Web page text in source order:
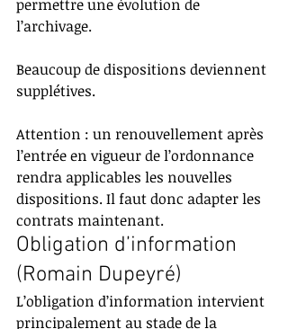
permettre une évolution de
l’archivage.
Beaucoup de dispositions deviennent
supplétives.
Attention : un renouvellement après
l’entrée en vigueur de l’ordonnance
rendra applicables les nouvelles
dispositions. Il faut donc adapter les
contrats maintenant.
Obligation d’information
(Romain Dupeyré)
L’obligation d’information intervient
principalement au stade de la